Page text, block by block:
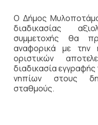
Ο Δήμος
διαδικασίας
συμμετοχής θα
αναφορικά με την
οριστικών
διαδικασία
νηπίων στους
σταθμούς.